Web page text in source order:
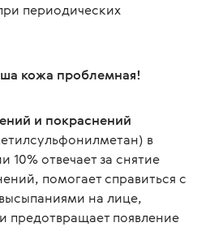
периодических
кожа проблемная!
и покраснений
в
отвечает за снятие
помогает справиться с
на лице,
предотвращает появление